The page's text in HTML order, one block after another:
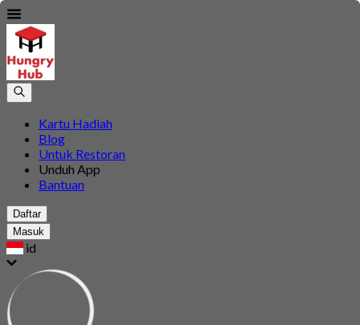
Kartu Hadiah
Blog
Untuk Restoran
Unduh App
Bantuan
Daftar
Masuk
id